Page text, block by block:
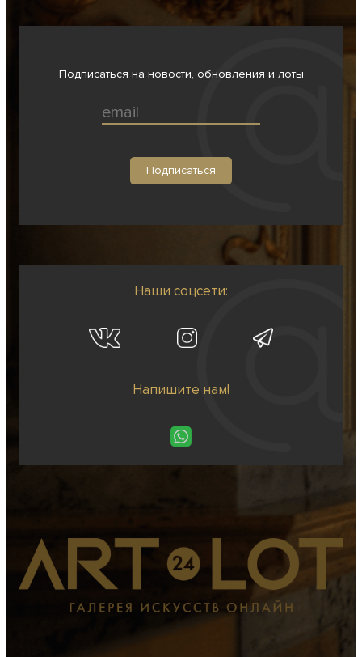
Подписаться на новости, обновления и лоты
Наши соцсети:
Напишите нам!